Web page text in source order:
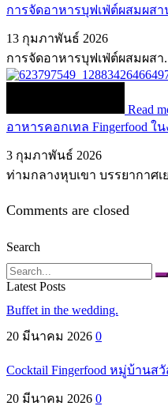
การจัดอาหารบุฟเฟ่ต์ผสมผส
13 กุมภาพันธ์ 2026
การจัดอาหารบุฟเฟ่ต์ผสมผสา
Read
อาหารคอกเทล Fingerfood ใ
3 กุมภาพันธ์ 2026
ท่ามกลางหุบเขา บรรยากาศเ
Comments are closed
Search
Latest Posts
Buffet in the wedding.
20 มีนาคม 2026 0
Cocktail Fingerfood หมู่บ้าน
20 มีนาคม 2026 0